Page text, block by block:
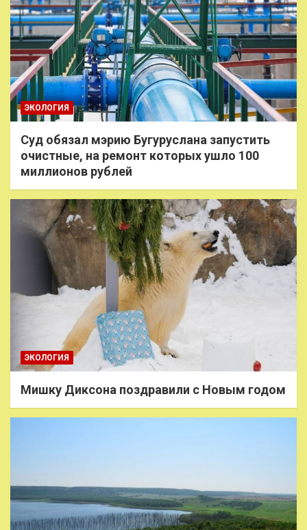
ЭКОЛОГИЯ
Суд обязал мэрию Бугуруслана запустить
очистные, на ремонт которых ушло 100
миллионов рублей
ЭКОЛОГИЯ
Мишку Диксона поздравили с Новым годом